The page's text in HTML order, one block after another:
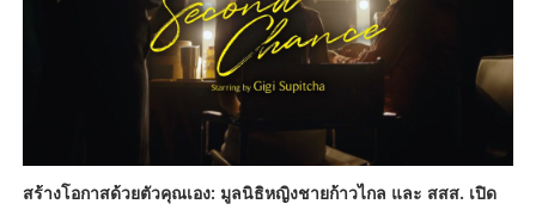
สร้างโอกาสด้วยตัวคุณเอง: มูลนิธิหญิงชายก้าวไกล และ สสส. เปิด